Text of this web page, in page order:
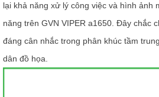
lại khả năng xử lý công việc và hình ảnh
năng trên GVN VIPER a1650. Đây chắc
đáng cân nhắc trong phân khúc tầm
dân đồ họa.